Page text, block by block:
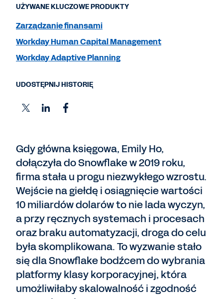
Gdy główna księgowa, Emily Ho,
dołączyła do Snowflake w 2019 roku,
firma stała u progu niezwykłego wzrostu.
Wejście na giełdę i osiągnięcie wartości
10 miliardów dolarów to nie lada wyczyn,
a przy ręcznych systemach i procesach
oraz braku automatyzacji, droga do celu
była skomplikowana. To wyzwanie stało
się dla Snowflake bodźcem do wybrania
platformy klasy korporacyjnej, która
umożliwiłaby skalowalność i zgodność
UŻYWANE KLUCZOWE PRODUKTY
Zarządzanie finansami
Workday Human Capital Management
Workday Adaptive Planning
UDOSTĘPNIJ HISTORIĘ